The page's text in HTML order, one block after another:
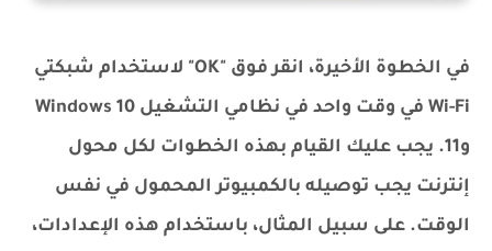
في الخطوة الأخيرة، انقر فوق "OK" لاستخدام شبكتي
Wi-Fi في وقت واحد في نظامي التشغيل Windows 10
و11. يجب عليك القيام بهذه الخطوات لكل محول
إنترنت يجب توصيله بالكمبيوتر المحمول في نفس
الوقت. على سبيل المثال، باستخدام هذه الإعدادات،